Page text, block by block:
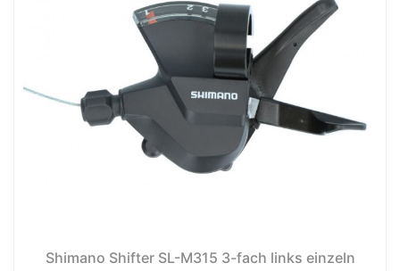
Shimano Shifter SL-M315 3-fach links einzeln